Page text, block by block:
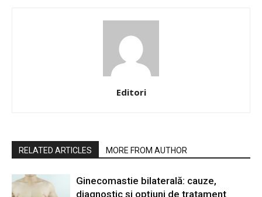
Editori
RELATED ARTICLES MORE FROM AUTHOR
Ginecomastie bilaterală: cauze,
diagnostic și opțiuni de tratament